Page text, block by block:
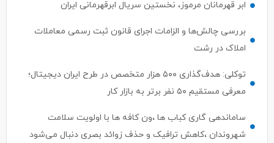
بررسی چالش‌ها و الزامات اجرای قانون ثبت رسمی معاملات
معرفی مستقیم ۵۰ نفر برتر به بازار کار
ساماندهی گاری کباب ها ،ون کافه ها با اولویت سلامت
شهروندان ،کاهش ترافیک و حذف زوائد بصری دنبال می‌شود
ابهام در اختیارات وزیر ارتباطات؛ ستار هاشمی پاسخی برای